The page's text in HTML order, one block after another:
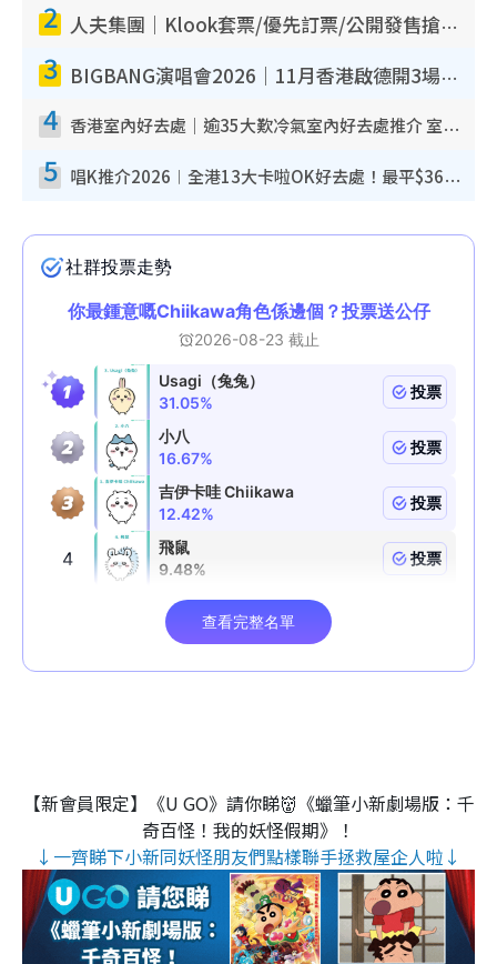
2 人夫集團｜Klook套票/優先訂票/公開發售搶飛攻略！附票價.購票連結.場地座位表
3 BIGBANG演唱會2026｜11月香港啟德開3場！實名制VIP申請、優先購票攻略
4 香港室內好去處｜逾35大歎冷氣室內好去處推介 室內活動免費避雨無懼落雨
5 唱K推介2026︱全港13大卡啦OK好去處！最平$36起 日文K都有！(附地址+收費詳情)
【新會員限定】《U GO》請你睇👹《蠟筆小新劇場版：千
奇百怪！我的妖怪假期》！
↓一齊睇下小新同妖怪朋友們點樣聯手拯救屋企人啦↓